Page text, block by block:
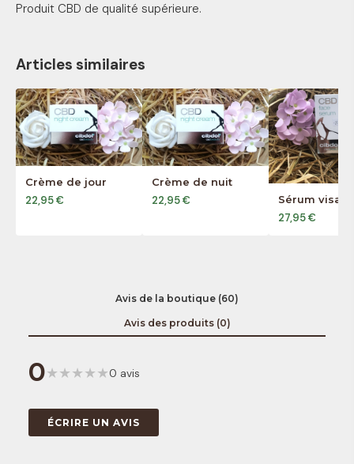
Produit CBD de qualité supérieure.
Articles similaires
Crème de jour
22,95 €
Crème de nuit
22,95 € Sérum
27,95 €
Avis de la boutique (60)
Avis des produits (0)
0★★★★★0 avis
ÉCRIRE UN AVIS